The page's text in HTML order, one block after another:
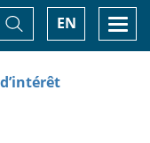
EN
Basculer
la
recherche